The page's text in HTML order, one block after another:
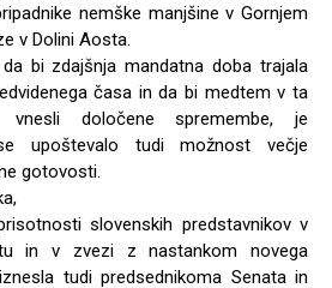
nemške manjšine v Gornjem
v Dolini Aosta.
bi zdajšnja mandatna doba trajala
časa in da bi medtem v ta
določene spremembe, je
upoštevalo tudi možnost večje
gotovosti.
slovenskih predstavnikov v
in v zvezi z nastankom novega
tudi predsednikoma Senata in